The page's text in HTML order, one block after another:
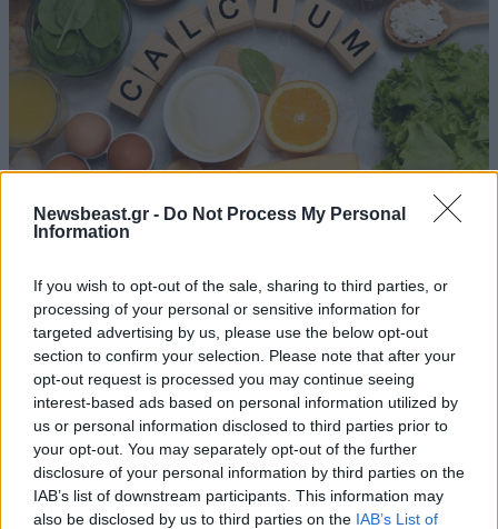
Newsbeast.gr - Do Not Process My Personal
Information
If you wish to opt-out of the sale, sharing to third parties, or
processing of your personal or sensitive information for
targeted advertising by us, please use the below opt-out
section to confirm your selection. Please note that after your
opt-out request is processed you may continue seeing
interest-based ads based on personal information utilized by
us or personal information disclosed to third parties prior to
your opt-out. You may separately opt-out of the further
disclosure of your personal information by third parties on the
IAB’s list of downstream participants. This information may
also be disclosed by us to third parties on the IAB’s List of
ασβέστιο που θωρακίζουν τα οστά σας μετά τα
50